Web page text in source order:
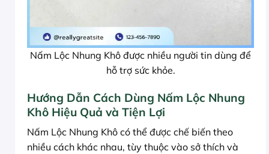
Nấm Lộc Nhung Khô được nhiều người tin dùng để
hỗ trợ sức khỏe.
Hướng Dẫn Cách Dùng Nấm Lộc Nhung
Khô Hiệu Quả và Tiện Lợi
Nấm Lộc Nhung Khô có thể được chế biến theo
nhiều cách khác nhau, tùy thuộc vào sở thích và